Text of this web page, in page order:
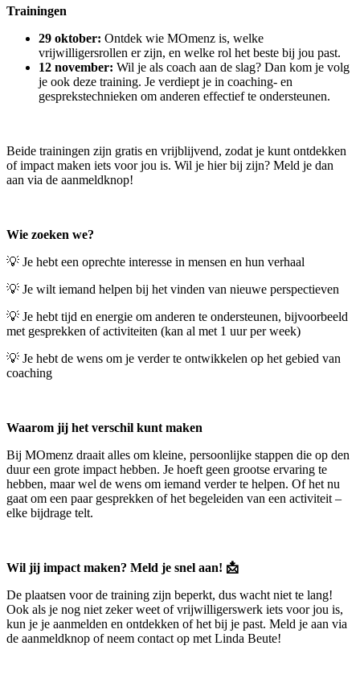
Trainingen
29 oktober: Ontdek wie MOmenz is, welke
vrijwilligersrollen er zijn, en welke rol het beste bij jou past.
12 november: Wil je als coach aan de slag? Dan kom je volg
je ook deze training. Je verdiept je in coaching- en
gesprekstechnieken om anderen effectief te ondersteunen.
Beide trainingen zijn gratis en vrijblijvend, zodat je kunt ontdekken
of impact maken iets voor jou is. Wil je hier bij zijn? Meld je dan
aan via de aanmeldknop!
Wie zoeken we?
💡 Je hebt een oprechte interesse in mensen en hun verhaal
💡 Je wilt iemand helpen bij het vinden van nieuwe perspectieven
💡 Je hebt tijd en energie om anderen te ondersteunen, bijvoorbeeld
met gesprekken of activiteiten (kan al met 1 uur per week)
💡 Je hebt de wens om je verder te ontwikkelen op het gebied van
coaching
Waarom jij het verschil kunt maken
Bij MOmenz draait alles om kleine, persoonlijke stappen die op den
duur een grote impact hebben. Je hoeft geen grootse ervaring te
hebben, maar wel de wens om iemand verder te helpen. Of het nu
gaat om een paar gesprekken of het begeleiden van een activiteit –
elke bijdrage telt.
Wil jij impact maken? Meld je snel aan! 📩
De plaatsen voor de training zijn beperkt, dus wacht niet te lang!
Ook als je nog niet zeker weet of vrijwilligerswerk iets voor jou is,
kun je je aanmelden en ontdekken of het bij je past. Meld je aan via
de aanmeldknop of neem contact op met Linda Beute!